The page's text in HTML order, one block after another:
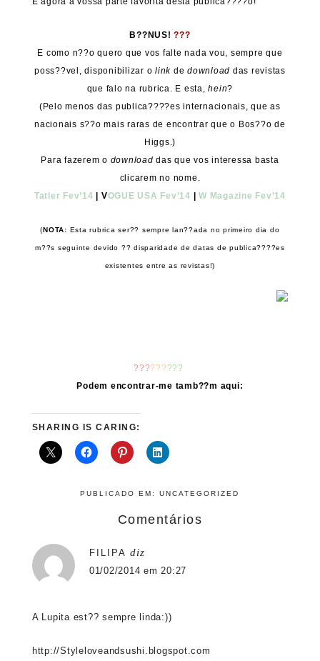
B??NUS! ???
E como n??o quero que vos falte nada vou, sempre que
poss??vel, disponibilizar olink dedownload das revistas
que falo na rubrica. E esta,hein?
(Pelo menos das publica????es internacionais, que as
nacionais s??o mais raras de encontrar que o Bos??o de
Higgs.)
Para fazerem o download das que vos interessa basta
clicarem no nome.
Tatler Fev’14 | VOGUE USA Fev’14 |W Magazine Fev’14
(NOTA: Esta rubrica ser?? sempre lan??ada no primeiro dia do
m??s seguinte devido ?? disparidade de datas de publica????es
existentes entre as revistas!)
?????? ???
Podem encontrar-me tamb??m aqui:
SHARING IS CARING:
PUBLICADO EM:UNCATEGORIZED
Comentários
FILIPA diz
01/02/2014 em 20:27
A Lupita est?? sempre linda:))
http://Styleloveandsushi.blogspot.com